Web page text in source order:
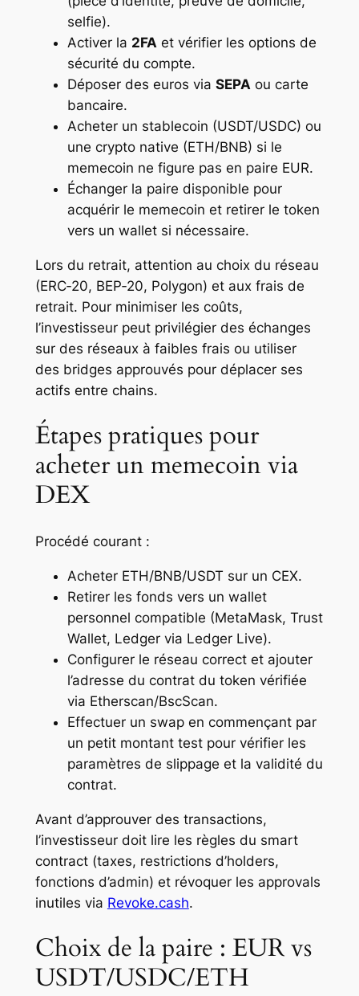
selfie).
Activer la 2FA et vérifier les options de
sécurité du compte.
Déposer des euros via SEPA ou carte
bancaire.
Acheter un stablecoin (USDT/USDC) ou
une crypto native (ETH/BNB) si le
memecoin ne figure pas en paire EUR.
Échanger la paire disponible pour
acquérir le memecoin et retirer le token
vers un wallet si nécessaire.
Lors du retrait, attention au choix du réseau
(ERC‑20, BEP‑20, Polygon) et aux frais de
retrait. Pour minimiser les coûts,
l’investisseur peut privilégier des échanges
sur des réseaux à faibles frais ou utiliser
des bridges approuvés pour déplacer ses
actifs entre chains.
Étapes pratiques pour
acheter un memecoin via
DEX
Procédé courant :
Acheter ETH/BNB/USDT sur un CEX.
Retirer les fonds vers un wallet
personnel compatible (MetaMask, Trust
Wallet, Ledger via Ledger Live).
Configurer le réseau correct et ajouter
l’adresse du contrat du token vérifiée
via Etherscan/BscScan.
Effectuer un swap en commençant par
un petit montant test pour vérifier les
paramètres de slippage et la validité du
contrat.
Avant d’approuver des transactions,
l’investisseur doit lire les règles du smart
contract (taxes, restrictions d’holders,
fonctions d’admin) et révoquer les approvals
inutiles via Revoke.cash.
Choix de la paire : EUR vs
USDT/USDC/ETH